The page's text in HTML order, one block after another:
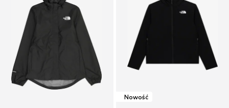
Nowość